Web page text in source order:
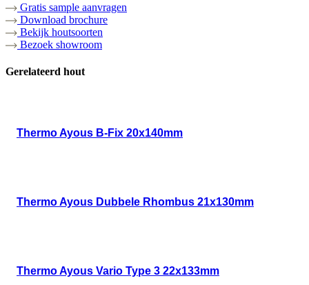
Gratis sample aanvragen
Download brochure
Bekijk houtsoorten
Bezoek showroom
Gerelateerd hout
Thermo Ayous B-Fix 20x140mm
Thermo Ayous Dubbele Rhombus 21x130mm
Thermo Ayous Vario Type 3 22x133mm